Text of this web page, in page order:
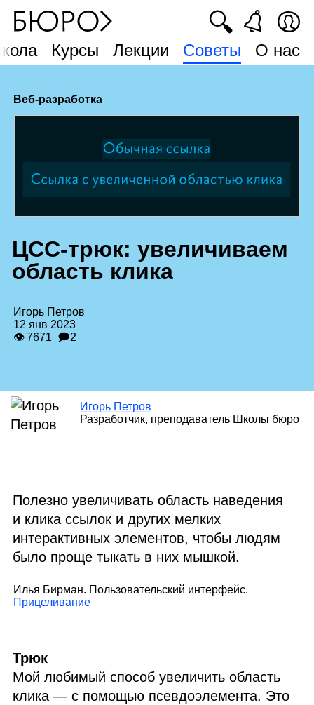
Курсы Лекции Советы О нас
🔍
Веб-разработка
ЦСС‑трюк: увеличиваем
область клика
Игорь Петров
12 янв 2023
👁 7671 🗩2
Игорь Петров
Разработчик, преподаватель Школы бюро
Полезно увеличивать область наведения
и клика ссылок и других мелких
интерактивных элементов, чтобы людям
было проще тыкать в них мышкой.
Илья Бирман. Пользовательский интерфейс.
Прицеливание
Трюк
Мой любимый способ увеличить область
клика — с помощью псевдоэлемента. Это